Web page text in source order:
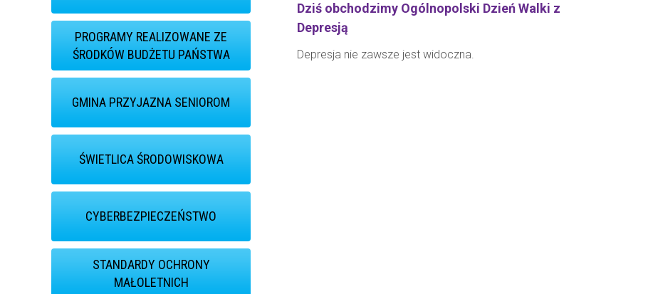
PROGRAMY REALIZOWANE ZE
ŚRODKÓW BUDŻETU PAŃSTWA
GMINA PRZYJAZNA SENIOROM
ŚWIETLICA ŚRODOWISKOWA
CYBERBEZPIECZEŃSTWO
STANDARDY OCHRONY
MAŁOLETNICH
Dziś obchodzimy Ogólnopolski Dzień Walki z
Depresją
Depresja nie zawsze jest widoczna.